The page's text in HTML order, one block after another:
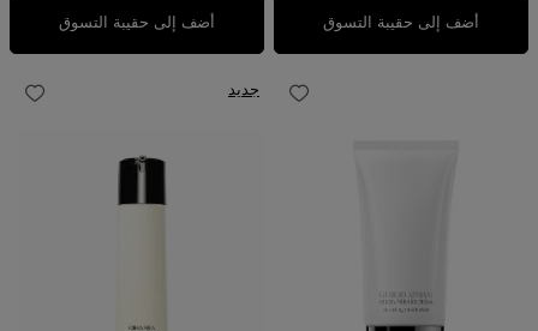
أضف إلى حقيبة التسوق أضف إلى حقيبة التسوق
جديد